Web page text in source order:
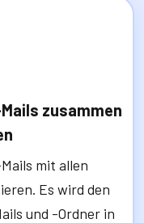
zusammen
mit allen
Es wird den
und -Ordner in